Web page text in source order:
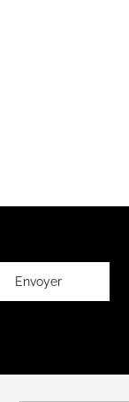
Envoyer